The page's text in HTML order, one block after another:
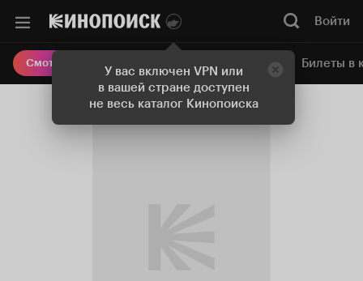
У вас включен VPN или
в вашей стране доступен
не весь каталог Кинопоиска
Войти
Смотреть кино Онлайн-кинотеатр Билеты в